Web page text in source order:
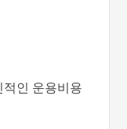
인 운용비용